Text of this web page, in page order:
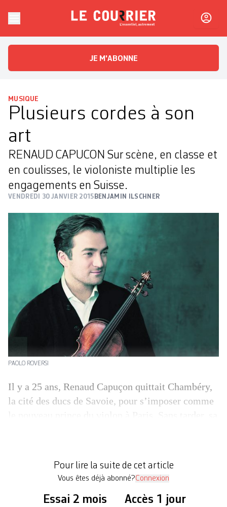
Le CourrierL'essentiel, autrement
JE M'ABONNE
MUSIQUE
Plusieurs cordes à son
art
RENAUD CAPUCON Sur scène, en classe et
en coulisses, le violoniste multiplie les
engagements en Suisse.
VENDREDI 30 JANVIER 2015 BENJAMIN ILSCHNER
PAOLO ROVERSI
Il y a 25 ans, Renaud Capuçon quittait Chambéry,
la cité des ducs de Savoie, pour s’imposer comme
calendrier: à Lausanne, la Haute […]
Pour lire la suite de cet article
Vous êtes déjà abonné?Connexion
Essai 2 mois Accès 1 jour